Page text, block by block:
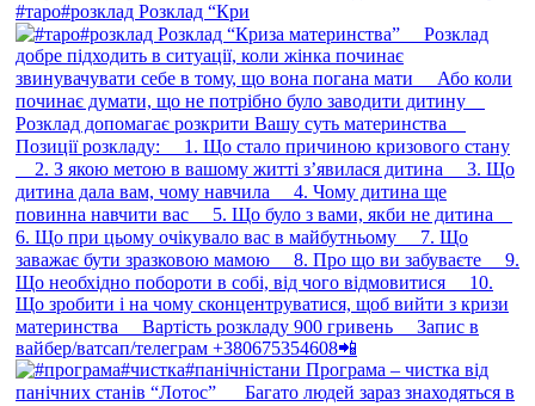
#таро#розклад Розклад “Кри